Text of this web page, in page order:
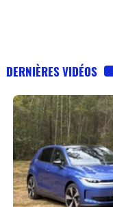
DERNIÈRES VIDÉOS